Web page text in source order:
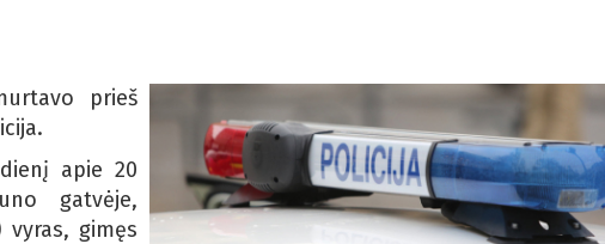
prieš
apie 20
gatvėje,
vyras, gimęs